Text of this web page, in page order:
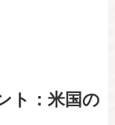
ト：米国の